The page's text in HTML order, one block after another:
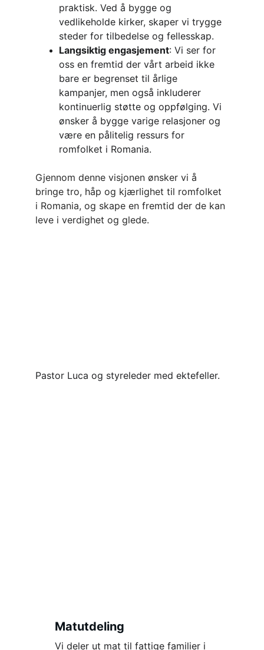
praktisk. Ved å bygge og
vedlikeholde kirker, skaper vi trygge
steder for tilbedelse og fellesskap.
Langsiktig engasjement: Vi ser for
oss en fremtid der vårt arbeid ikke
bare er begrenset til årlige
kampanjer, men også inkluderer
kontinuerlig støtte og oppfølging. Vi
ønsker å bygge varige relasjoner og
være en pålitelig ressurs for
romfolket i Romania.
Gjennom denne visjonen ønsker vi å
bringe tro, håp og kjærlighet til romfolket
i Romania, og skape en fremtid der de kan
leve i verdighet og glede.
Pastor Luca og styreleder med ektefeller.
Matutdeling
Vi deler ut mat til fattige familier i